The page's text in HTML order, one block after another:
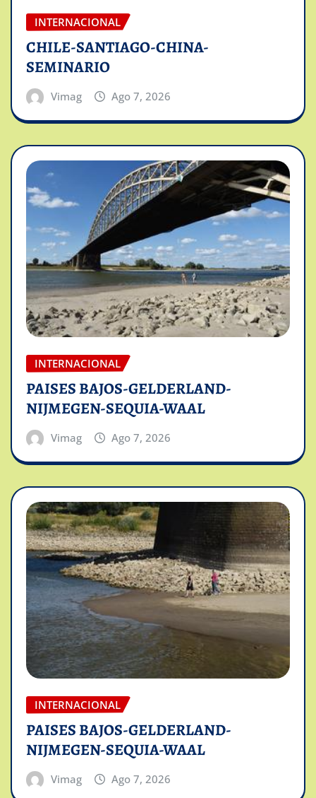
INTERNACIONAL
CHILE-SANTIAGO-CHINA-
SEMINARIO
Vimag Ago 7, 2026
INTERNACIONAL
PAISES BAJOS-GELDERLAND-
NIJMEGEN-SEQUIA-WAAL
Vimag Ago 7, 2026
INTERNACIONAL
PAISES BAJOS-GELDERLAND-
NIJMEGEN-SEQUIA-WAAL
Vimag Ago 7, 2026